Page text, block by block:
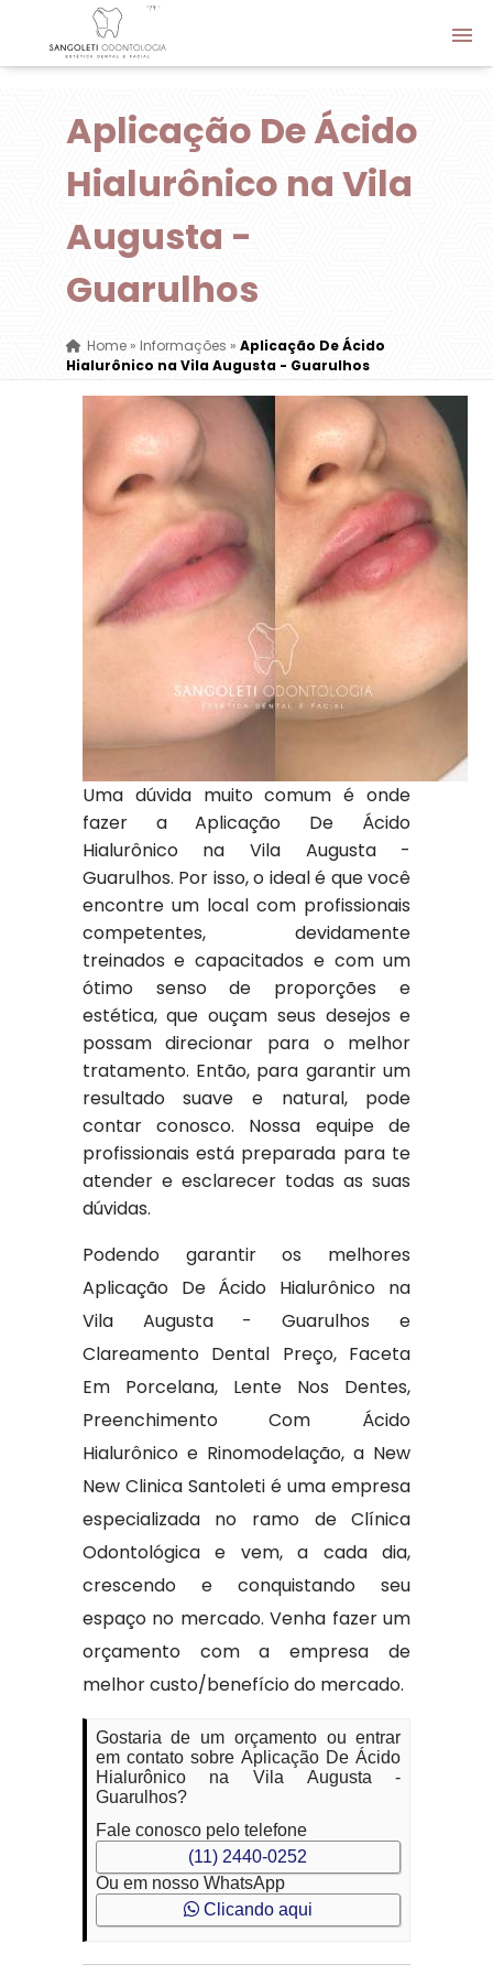
Aplicação De Ácido
Hialurônico na Vila
Augusta -
Guarulhos
Home» Informações » Aplicação De Ácido
Hialurônico na Vila Augusta - Guarulhos
Uma dúvida muito comum é onde
fazer a Aplicação De Ácido
Hialurônico na Vila Augusta -
Guarulhos. Por isso, o ideal é que você
encontre um local com profissionais
competentes, devidamente
treinados e capacitados e com um
ótimo senso de proporções e
estética, que ouçam seus desejos e
possam direcionar para o melhor
tratamento. Então, para garantir um
resultado suave e natural, pode
contar conosco. Nossa equipe de
profissionais está preparada para te
atender e esclarecer todas as suas
dúvidas.
Podendo garantir os melhores
Aplicação De Ácido Hialurônico na
Vila Augusta - Guarulhos e
Clareamento Dental Preço, Faceta
Em Porcelana, Lente Nos Dentes,
Preenchimento Com Ácido
Hialurônico e Rinomodelação, a New
New Clinica Santoleti é uma empresa
especializada no ramo de Clínica
Odontológica e vem, a cada dia,
crescendo e conquistando seu
espaço no mercado. Venha fazer um
orçamento com a empresa de
melhor custo/benefício do mercado.
Gostaria de um orçamento ou entrar
em contato sobre Aplicação De Ácido
Hialurônico na Vila Augusta -
Guarulhos?
Fale conosco pelo telefone
(11) 2440-0252
Ou em nosso WhatsApp
Clicando aqui